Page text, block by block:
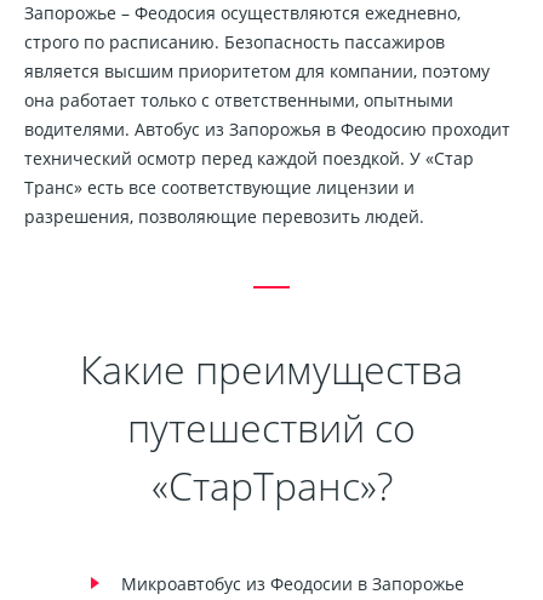
Запорожье – Феодосия осуществляются ежедневно,
строго по расписанию. Безопасность пассажиров
является высшим приоритетом для компании, поэтому
она работает только с ответственными, опытными
водителями. Автобус из Запорожья в Феодосию проходит
технический осмотр перед каждой поездкой. У «Стар
Транс» есть все соответствующие лицензии и
разрешения, позволяющие перевозить людей.
Какие преимущества
путешествий со
«СтарТранс»?
Микроавтобус из Феодосии в Запорожье